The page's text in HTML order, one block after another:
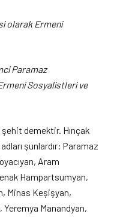
olarak Ermeni
Paramaz
Sosyalistleri ve
demektir. Hınçak
şunlardır: Paramaz
Aram
Hampartsumyan,
Minas Keşişyan,
Yeremya Manandyan,